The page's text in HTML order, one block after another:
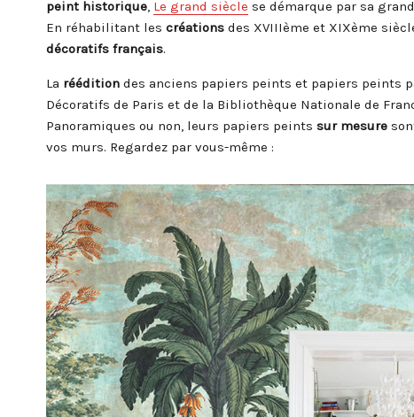
peint historique, Le grand siècle se démarque par sa
En réhabilitant les créations des XVIIIème et XIXème
décoratifs français.
La réédition des anciens papiers peints et papiers peints
Décoratifs de Paris et de la Bibliothèque Nationale de
Panoramiques ou non, leurs papiers peints sur mesure
vos murs. Regardez par vous-même :